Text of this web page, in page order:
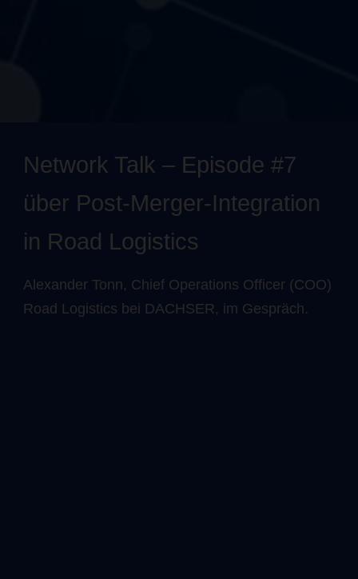
Network Talk – Episode #7
über Post-Merger-Integration
in Road Logistics
Alexander Tonn, Chief Operations Officer (COO)
Road Logistics bei DACHSER, im Gespräch.